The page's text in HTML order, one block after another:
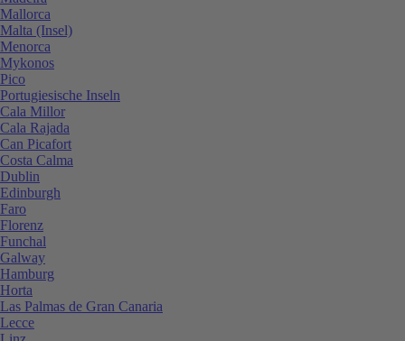
Mallorca
Malta (Insel)
Menorca
Mykonos
Pico
Portugiesische Inseln
Cala Millor
Cala Rajada
Can Picafort
Costa Calma
Dublin
Edinburgh
Faro
Florenz
Funchal
Galway
Hamburg
Horta
Las Palmas de Gran Canaria
Lecce